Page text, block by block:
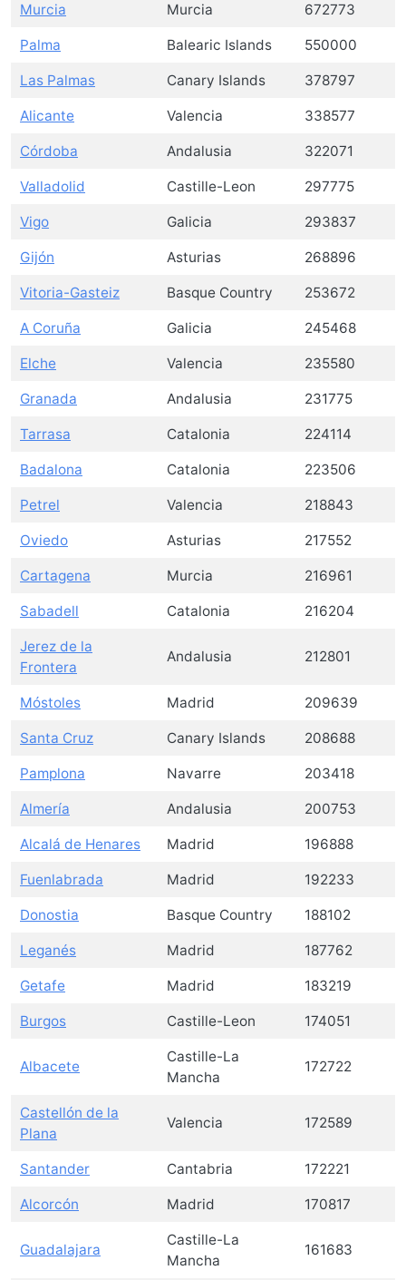
Murcia Murcia 672773
Palma Balearic Islands 550000
Las Palmas Canary Islands 378797
Alicante Valencia 338577
Córdoba Andalusia 322071
Valladolid Castille-Leon 297775
Vigo Galicia 293837
Gijón Asturias 268896
Vitoria-Gasteiz Basque Country 253672
A Coruña Galicia 245468
Elche Valencia 235580
Granada Andalusia 231775
Tarrasa Catalonia 224114
Badalona Catalonia 223506
Petrel Valencia 218843
Oviedo Asturias 217552
Cartagena Murcia 216961
Sabadell Catalonia 216204
Jerez de la
Frontera
Andalusia 212801
Móstoles Madrid 209639
Santa Cruz Canary Islands 208688
Pamplona Navarre 203418
Almería Andalusia 200753
Alcalá de Henares Madrid 196888
Fuenlabrada Madrid 192233
Donostia Basque Country 188102
Leganés Madrid 187762
Getafe Madrid 183219
Burgos Castille-Leon 174051
Albacete
Castille-La
Mancha
172722
Castellón de la
Plana
Valencia 172589
Santander Cantabria 172221
Alcorcón Madrid 170817
Guadalajara
Castille-La
Mancha
161683